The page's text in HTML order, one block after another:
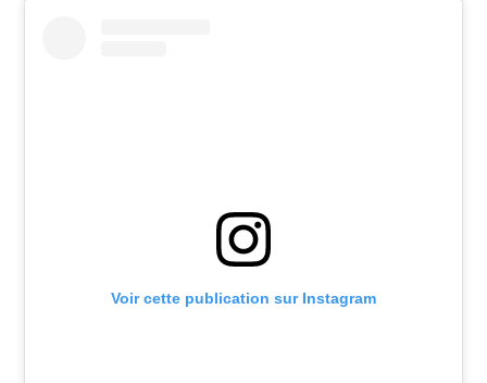
Voir cette publication sur Instagram